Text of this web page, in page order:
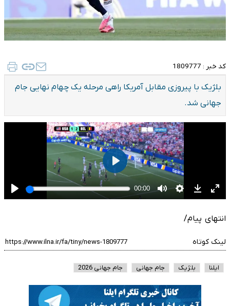
کد خبر : 1809777
بلژیک با پیروزی مقابل آمریکا راهی مرحله یک چهام نهایی جام
جهانی شد.
انتهای پیام/
لینک کوتاه
ایلنا بلژیک جام جهانی جام جهانی 2026